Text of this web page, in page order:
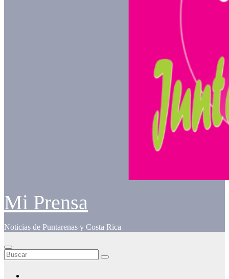
Mi Prensa
Noticias de Puntarenas y Costa Rica